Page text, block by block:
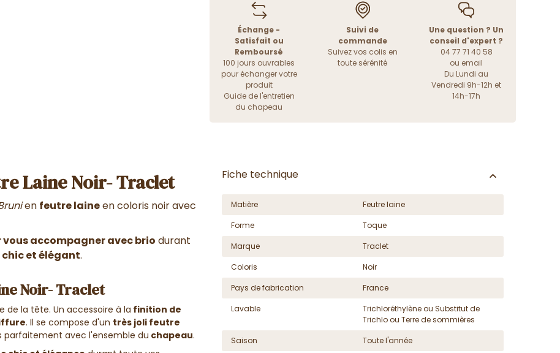
Échange -
Satisfait ou
Remboursé
100 jours ouvrables
pour échanger votre
produit
Guide de l'entretien
du chapeau
Suivi de
commande
Suivez vos colis en
toute sérénité
Une question ? Un
conseil d'expert ?
04 77 71 40 58
ou email
Du Lundi au
Vendredi 9h-12h et
14h-17h
Laine Noir- Traclet
en feutre laineen coloris noir avec
vous accompagner avec brio durant
et élégant.
Noir- Traclet
de la tête. Un accessoire à la finition de
. Il se compose d'un très joli feutre
parfaitement avec l'ensemble du chapeau.
Fiche technique
Matière
Feutre laine
Forme
Toque
Marque
Traclet
Coloris
Noir
Pays de fabrication
France
Lavable
Trichloréthylène ou Substitut de
Trichlo ou Terre de sommières
Saison
Toute l'année